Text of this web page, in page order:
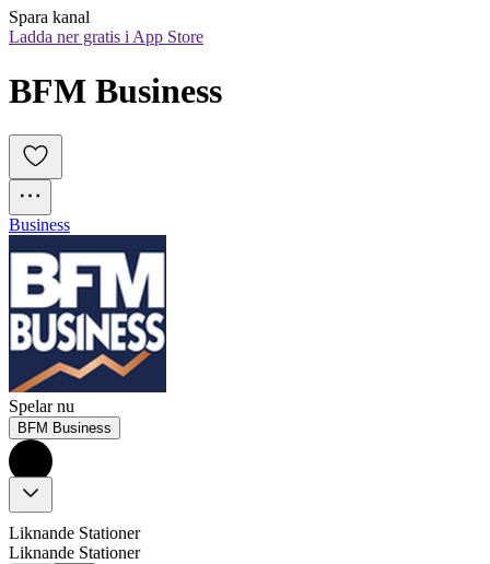
Spara kanal
Ladda ner gratis i App Store
BFM Business
Business
Spelar nu
BFM Business
Liknande Stationer
Liknande Stationer